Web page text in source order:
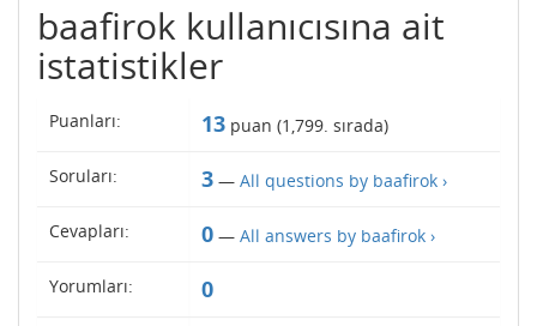
baafirok kullanıcısına ait
istatistikler
Puanları: 13 puan (1,799. sırada)
Soruları: 3 — All questions by baafirok ›
Cevapları: 0 — All answers by baafirok ›
Yorumları: 0